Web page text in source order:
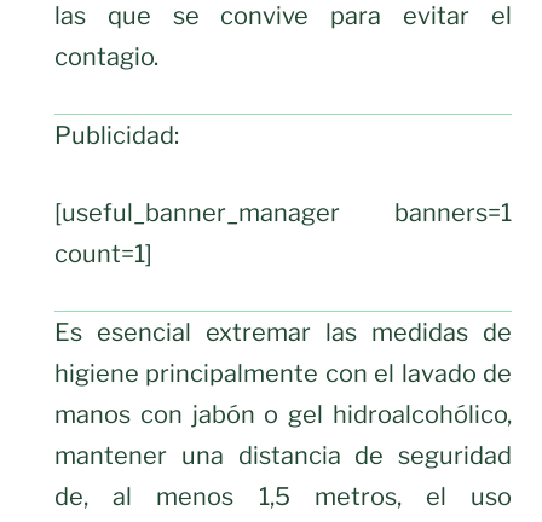
las que se convive para evitar el
contagio.
Publicidad:
[useful_banner_manager banners=1
count=1]
Es esencial extremar las medidas de
higiene principalmente con el lavado de
manos con jabón o gel hidroalcohólico,
mantener una distancia de seguridad
de, al menos 1,5 metros, el uso